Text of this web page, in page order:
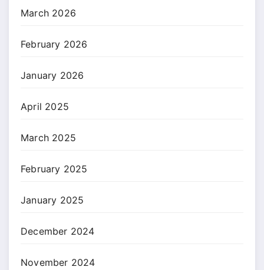
March 2026
February 2026
January 2026
April 2025
March 2025
February 2025
January 2025
December 2024
November 2024